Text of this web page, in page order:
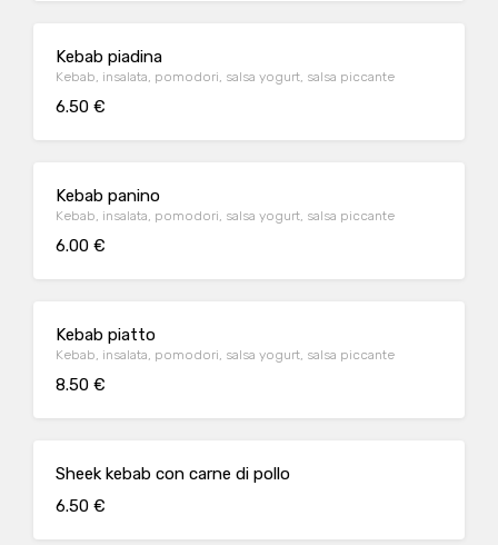
Kebab piadina
Kebab, insalata, pomodori, salsa yogurt, salsa piccante
6.50 €
Kebab panino
Kebab, insalata, pomodori, salsa yogurt, salsa piccante
6.00 €
Kebab piatto
Kebab, insalata, pomodori, salsa yogurt, salsa piccante
8.50 €
Sheek kebab con carne di pollo
6.50 €